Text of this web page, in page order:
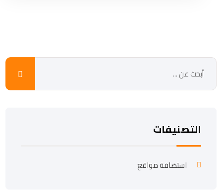
التصنيفات
استضافة مواقع